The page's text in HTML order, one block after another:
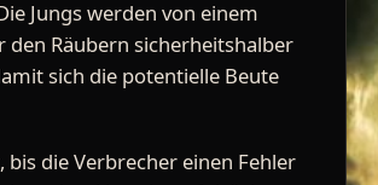
Jungs werden von einem
Räubern sicherheitshalber
sich die potentielle Beute
die Verbrecher einen Fehler